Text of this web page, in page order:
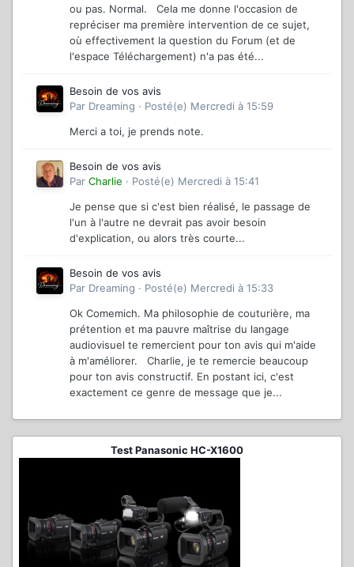
ou pas. Normal. Cela me donne l'occasion de
repréciser ma première intervention de ce sujet,
où effectivement la question du Forum (et de
l'espace Téléchargement) n'a pas été...
Besoin de vos avis
Par Dreaming · Posté(e) Mercredi à 15:59
Merci a toi, je prends note.
Besoin de vos avis
Par Charlie · Posté(e) Mercredi à 15:41
Je pense que si c'est bien réalisé, le passage de
l'un à l'autre ne devrait pas avoir besoin
d'explication, ou alors très courte...
Besoin de vos avis
Par Dreaming · Posté(e) Mercredi à 15:33
Ok Comemich. Ma philosophie de couturière, ma
prétention et ma pauvre maîtrise du langage
audiovisuel te remercient pour ton avis qui m'aide
à m'améliorer. Charlie, je te remercie beaucoup
pour ton avis constructif. En postant ici, c'est
exactement ce genre de message que je...
Test Panasonic HC-X1600